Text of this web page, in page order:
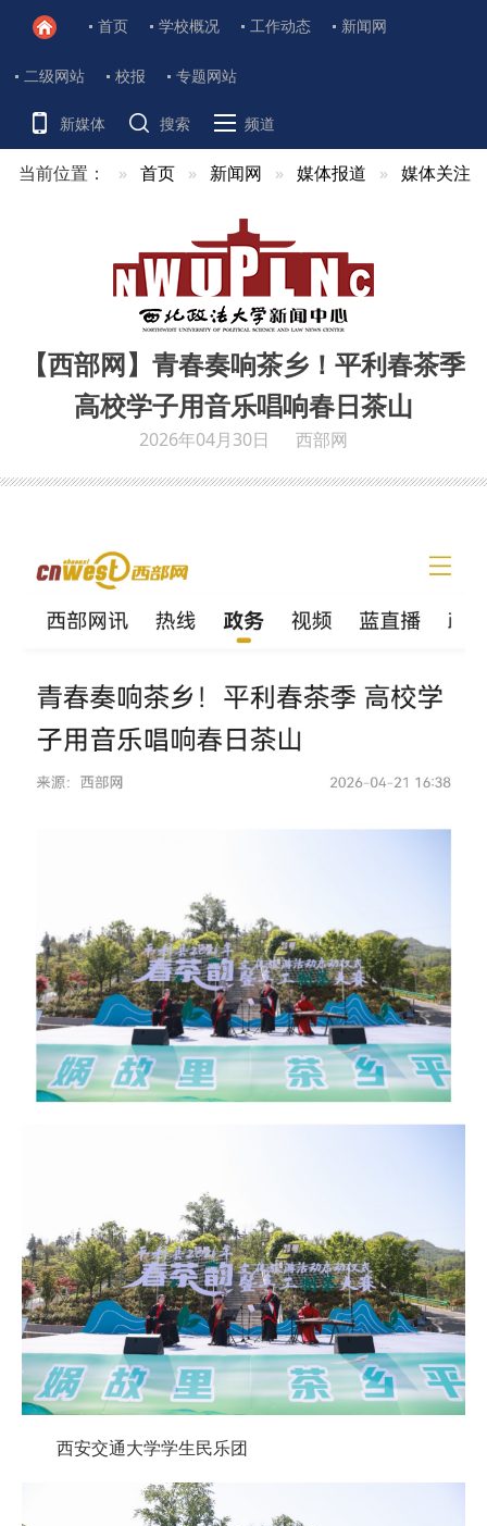
首页 学校概况 工作动态 新闻网
二级网站 校报 专题网站
新媒体 搜索 频道
当前位置： 首页 新闻网 媒体报道 媒体关注
【西部网】青春奏响茶乡！平利春茶季
高校学子用音乐唱响春日茶山
2026年04月30日 西部网
西安交通大学学生民乐团